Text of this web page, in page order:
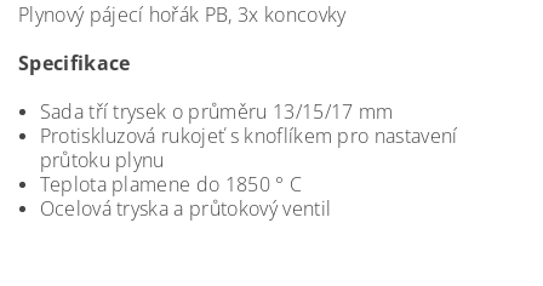
Plynový pájecí hořák PB, 3x koncovky
Specifikace
Sada tří trysek o průměru 13/15/17 mm
Protiskluzová rukojeť s knoflíkem pro nastavení
průtoku plynu
Teplota plamene do 1850 ° C
Ocelová tryska a průtokový ventil